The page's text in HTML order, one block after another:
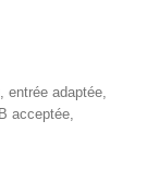
entrée adaptée,
acceptée,